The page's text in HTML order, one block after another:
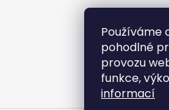
Používáme
pohodlné
provozu
funkce,
informací